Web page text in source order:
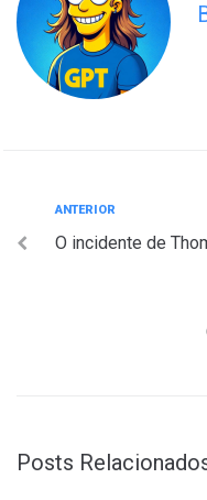
Navegação
de
Anterior
ANTERIOR
O incidente de
Posts